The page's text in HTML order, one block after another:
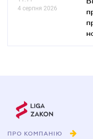
4 серпня 2026
ПРО КОМПАНІЮ